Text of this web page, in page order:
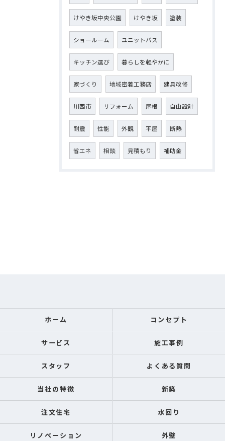
けやき坂中央公園 けやき坂 塗装
ショールーム ユニットバス
キッチン選び 暮らしを軽やかに
家づくり 地域密着工務店 建具改修
川西市 リフォーム 屋根 自由設計
耐震 性能 外観 平屋 断熱
省エネ 相談 見積もり 補助金
ホーム コンセプト
サービス 施工事例
スタッフ よくある質問
当社の特徴 新築
注文住宅 水回り
リノベーション 外壁